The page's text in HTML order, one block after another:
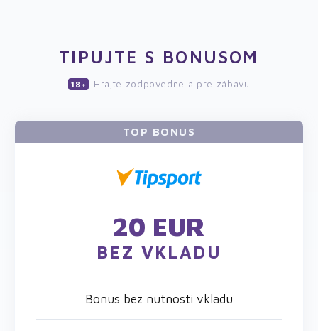
TIPUJTE S BONUSOM
18+ Hrajte zodpovedne a pre zábavu
TOP BONUS
20 EUR
BEZ VKLADU
Bonus bez nutnosti vkladu